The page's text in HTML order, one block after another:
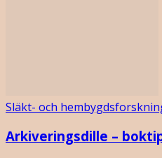
Släkt- och
Arkiveringsdille –